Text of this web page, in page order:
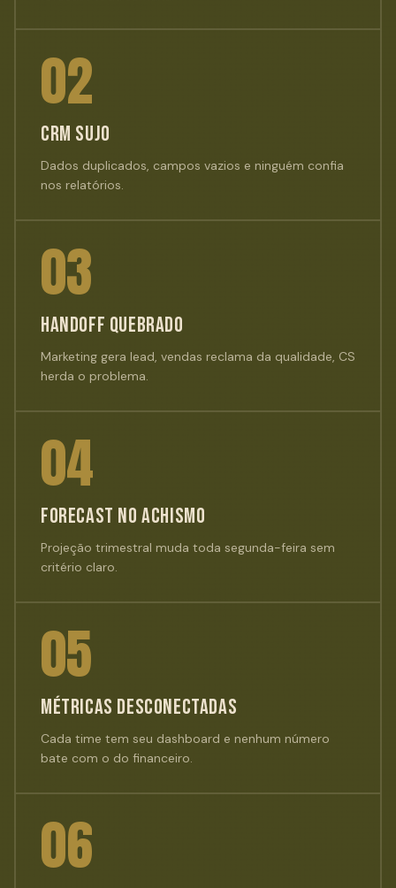
02
CRM SUJO
Dados duplicados, campos vazios e ninguém confia
nos relatórios.
03
HANDOFF QUEBRADO
Marketing gera lead, vendas reclama da qualidade, CS
herda o problema.
04
FORECAST NO ACHISMO
Projeção trimestral muda toda segunda-feira sem
critério claro.
05
MÉTRICAS DESCONECTADAS
Cada time tem seu dashboard e nenhum número
bate com o do financeiro.
06